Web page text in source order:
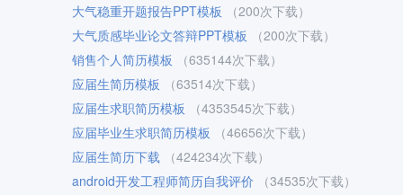
大气稳重开题报告PPT模板
（200次下载）
大气质感毕业论文答辩PPT模板
（200次下载）
销售个人简历模板
（635144次下载）
应届生简历模板
（63514次下载）
应届生求职简历模板
（4353545次下载）
应届毕业生求职简历模板
（46656次下载）
应届生简历下载
（424234次下载）
android开发工程师简历自我评价
（34535次下载）